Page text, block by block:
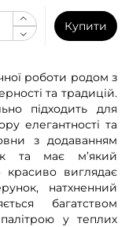
Купити
роботи родом з
та традицій.
підходить для
елегантності та
з додаванням
та має м’який
виглядає
натхненний
багатством
у теплих